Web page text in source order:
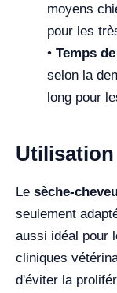
moyens
pour les
• Temps
selon la
long pour
Le sèche-
seulement
aussi idéal pour
cliniques
d'éviter la